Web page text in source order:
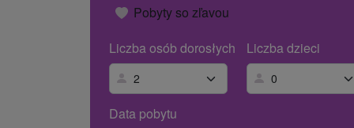
Pobyty so zľavou
Liczba osób dorosłych
Liczba dzieci
Data pobytu